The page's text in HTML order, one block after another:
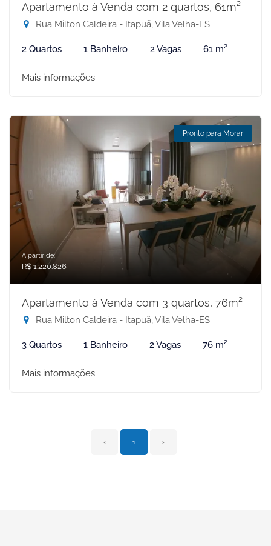
Apartamento à Venda com 2 quartos, 61m²
Rua Milton Caldeira - Itapuã, Vila Velha-ES
2 Quartos 1 Banheiro 2 Vagas 61 m²
Mais informações
Pronto para Morar
A partir de:
R$ 1.220.826
Apartamento à Venda com 3 quartos, 76m²
Rua Milton Caldeira - Itapuã, Vila Velha-ES
3 Quartos 1 Banheiro 2 Vagas 76 m²
Mais informações
‹ 1 ›